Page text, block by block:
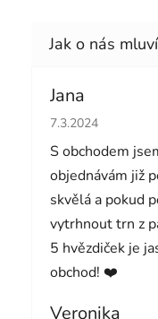
Jana
Hodnocení
7.3.2024
S obchodem
objednávám již
skvělá a pokud
vytrhnout trn z
5 hvězdiček je
obchod! ❤️
Veronika